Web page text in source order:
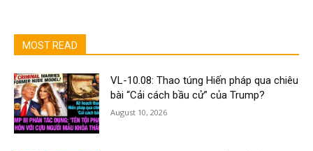
MOST READ
VL-10.08: Thao túng Hiến pháp qua chiêu
bài “Cải cách bầu cử” của Trump?
August 10, 2026